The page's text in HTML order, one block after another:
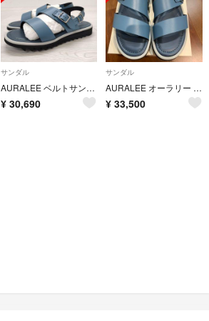
サンダル
AURALEE ベルトサンダル シューズ オーラリー
¥ 30,690
サンダル
AURALEE オーラリー サンダル 27cm
¥ 33,500